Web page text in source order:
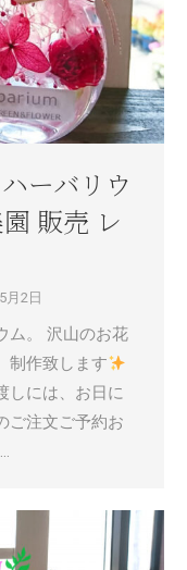
ーバリウ
販売 レ
月2日
ム。 沢山のお花
制作致します
しには、お日に
ご注文ご予約お